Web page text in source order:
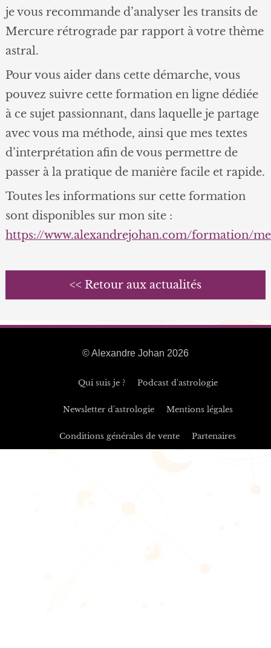
je vous recommande d’analyser les transits de
Mercure rétrograde par rapport à votre thème
astral.
Pour vous aider dans cette démarche, vous
pouvez suivre cette formation en ligne dédiée
à ce sujet passionnant, dans laquelle je partage
avec vous ma méthode, ainsi que mes textes
d’interprétation afin de vous permettre de
passer à la pratique de manière facile et rapide.
Toutes les informations sur cette formation
sont disponibles sur mon site :
https://www.alexandrejohan.com/formation/
<< Retour aux actualités
© Alexandre Johan 2026
Qui suis je ? Podcast d'astrologie
Newsletter d'astrologie Mentions légales
Conditions générales de vente Partenaires